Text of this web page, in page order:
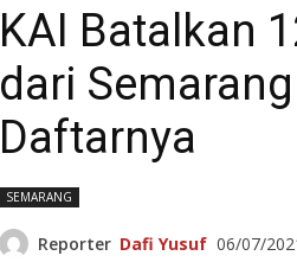
KAI Batalkan
dari
Daftarnya
SEMARANG
Reporter Dafi Yusuf 06/07/